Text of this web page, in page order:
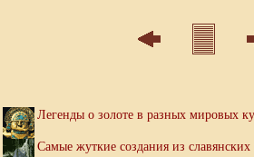
Легенды о золоте в разных мировых
Самые жуткие создания из